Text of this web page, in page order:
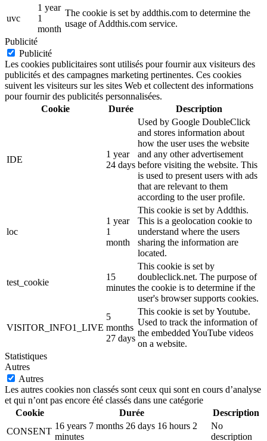
uvc
1 year
1
month
The cookie is set by addthis.com to determine the
usage of Addthis.com service.
Publicité
Publicité
Les cookies publicitaires sont utilisés pour fournir aux visiteurs des
publicités et des campagnes marketing pertinentes. Ces cookies
suivent les visiteurs sur les sites Web et collectent des informations
pour fournir des publicités personnalisées.
Cookie
Durée Description
IDE
1 year
24 days
Used by Google DoubleClick
and stores information about
how the user uses the website
and any other advertisement
before visiting the website. This
is used to present users with ads
that are relevant to them
according to the user profile.
loc
1 year
1
month
This cookie is set by Addthis.
This is a geolocation cookie to
understand where the users
sharing the information are
located.
test_cookie
15
minutes
This cookie is set by
doubleclick.net. The purpose of
the cookie is to determine if the
user's browser supports cookies.
VISITOR_INFO1_LIVE
5
months
27 days
This cookie is set by Youtube.
Used to track the information of
the embedded YouTube videos
on a website.
Statistiques
Autres
Autres
Les autres cookies non classés sont ceux qui sont en cours d’analyse
et qui n’ont pas encore été classés dans une catégorie
Cookie
Durée
Description
CONSENT
16 years 7 months 26 days 16 hours 2
minutes
No
description